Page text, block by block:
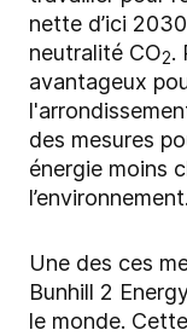
nette d’ici
neutralité CO2.
avantageux
des mesures
énergie moins
l’environnement.
Une des ces
Bunhill 2
le monde.